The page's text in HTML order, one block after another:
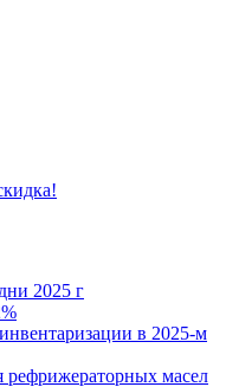
2025 г
в 2025-м
масел